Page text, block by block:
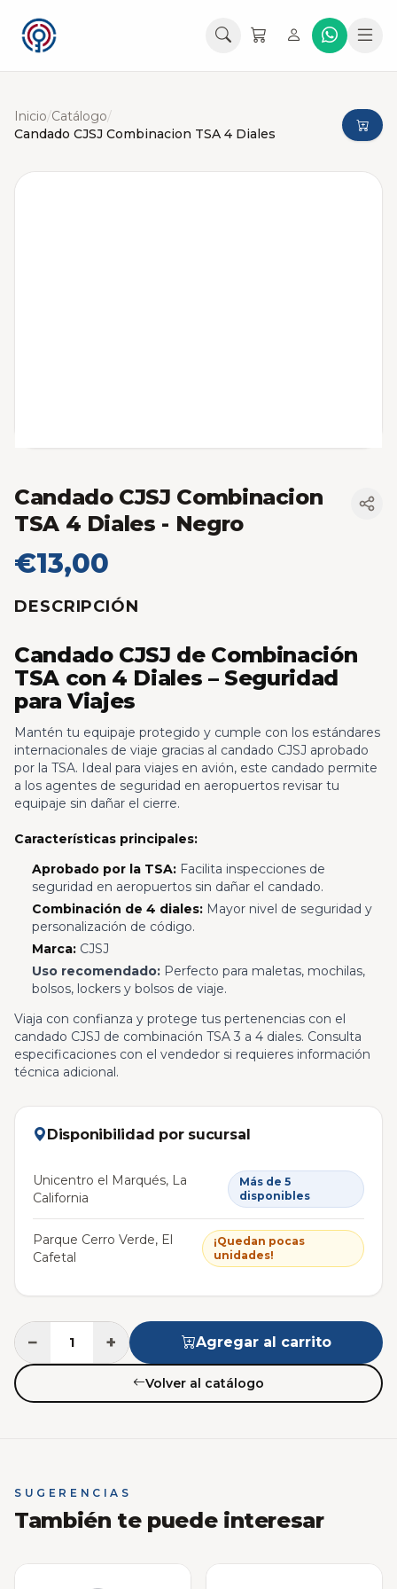
Inicio/Catálogo/
Candado CJSJ Combinacion TSA 4 Diales
Candado CJSJ Combinacion
TSA 4 Diales - Negro
€13,00
DESCRIPCIÓN
Candado CJSJ de Combinación
TSA con 4 Diales – Seguridad
para Viajes
Mantén tu equipaje protegido y cumple con los estándares
internacionales de viaje gracias al candado CJSJ aprobado
por la TSA. Ideal para viajes en avión, este candado permite
a los agentes de seguridad en aeropuertos revisar tu
equipaje sin dañar el cierre.
Características principales:
Aprobado por la TSA:Facilita inspecciones de
seguridad en aeropuertos sin dañar el candado.
Combinación de 4 diales:Mayor nivel de seguridad y
personalización de código.
Marca:CJSJ
Uso recomendado: Perfecto para maletas, mochilas,
bolsos, lockers y bolsos de viaje.
Viaja con confianza y protege tus pertenencias con el
candado CJSJ de combinación TSA 3 a 4 diales. Consulta
especificaciones con el vendedor si requieres información
técnica adicional.
Disponibilidad por sucursal
Unicentro el Marqués, La
California
Más de 5
disponibles
Parque Cerro Verde, El
Cafetal
¡Quedan pocas
unidades!
− + Agregar al carrito
Volver al catálogo
SUGERENCIAS
También te puede interesar